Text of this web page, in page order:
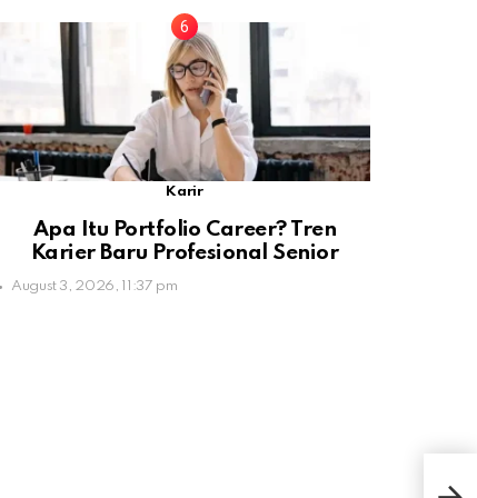
Karir
Apa Itu Portfolio Career? Tren
Karier Baru Profesional Senior
August 3, 2026, 11:37 pm